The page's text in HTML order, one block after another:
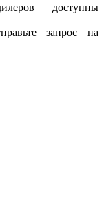
доступны
запрос на